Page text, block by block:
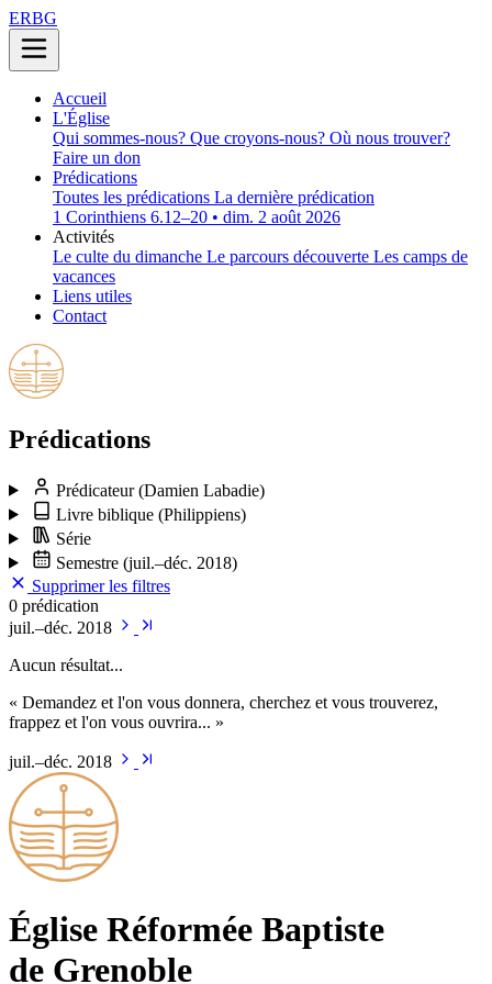
ERBG
Accueil
L'Église
Qui sommes-nous? Que croyons-nous? Où nous trouver?
Faire un don
Prédications
Toutes les prédications La dernière prédication
1 Corinthiens 6.12–20 • dim. 2 août 2026
Activités
Le culte du dimanche Le parcours découverte Les camps de
vacances
Liens utiles
Contact
Prédications
Prédicateur(Damien Labadie)
Livre biblique (Philippiens)
Série
Semestre (juil.–déc. 2018)
Supprimer les filtres
0 prédication
juil.–déc. 2018
Aucun résultat...
« Demandez et l'on vous donnera, cherchez et vous trouverez,
frappez et l'on vous ouvrira... »
juil.–déc. 2018
Église Ré­for­mée Bap­tiste
de Grenoble